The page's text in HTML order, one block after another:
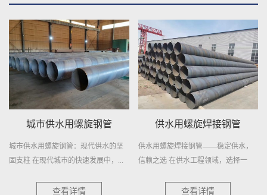
供水用螺旋焊接钢管
供水用螺旋焊接钢管——稳定供水，
信赖之选 在供水工程领域，选择一
查看详情
自来水输送用螺旋焊管
自来水输送用螺旋焊管——城市供水
的守护者 在城市的每一个角落，清
查看详情